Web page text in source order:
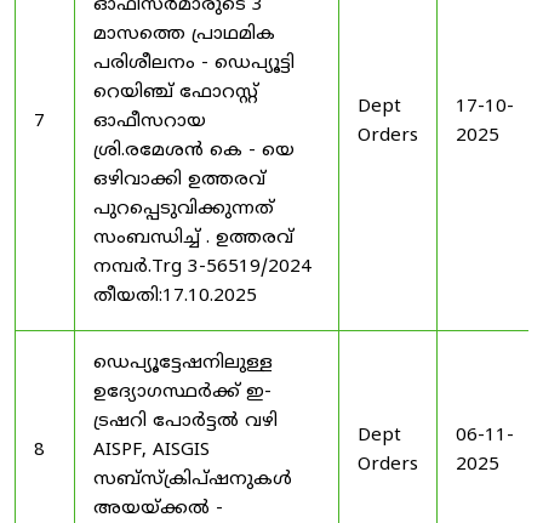
7
ഓഫീസർമാരുടെ 3
മാസത്തെ പ്രാഥമിക
പരിശീലനം - ഡെപ്യൂട്ടി
റെയിഞ്ച് ഫോറസ്റ്റ്
ഓഫീസറായ
ശ്രി.രമേശൻ കെ - യെ
ഒഴിവാക്കി ഉത്തരവ്
പുറപ്പെടുവിക്കുന്നത്
സംബന്ധിച്ച് . ഉത്തരവ്
നമ്പർ.Trg 3-56519/2024
തീയതി:17.10.2025
Dept
Orders
17-10-
2025
8
ഡെപ്യൂട്ടേഷനിലുള്ള
ഉദ്യോഗസ്ഥർക്ക് ഇ-
ട്രഷറി പോർട്ടൽ വഴി
AISPF, AISGIS
സബ്‌സ്‌ക്രിപ്‌ഷനുകൾ
അയയ്ക്കൽ -
Dept
Orders
06-11-
2025